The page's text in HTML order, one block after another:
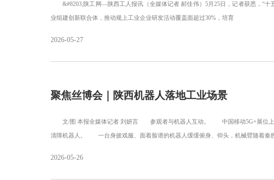
&#8203;陕工网—陕西工人报讯（全媒体记者 郝佳伟）5月25日，记者获悉，“十
业组建创新联合体，推动规上工业企业研发活动覆盖面超过30%，培育
2026-05-27
聚焦丝博会｜陕西机器人落地工业场景
文/图 本报全媒体记者 刘妍言 参观者与机器人互动。 中国移动5G+展位
清障机器人。 一台身披戏服、面着脸谱的机器人缓缓俯身、仰头，机械臂随着秦
2026-05-26